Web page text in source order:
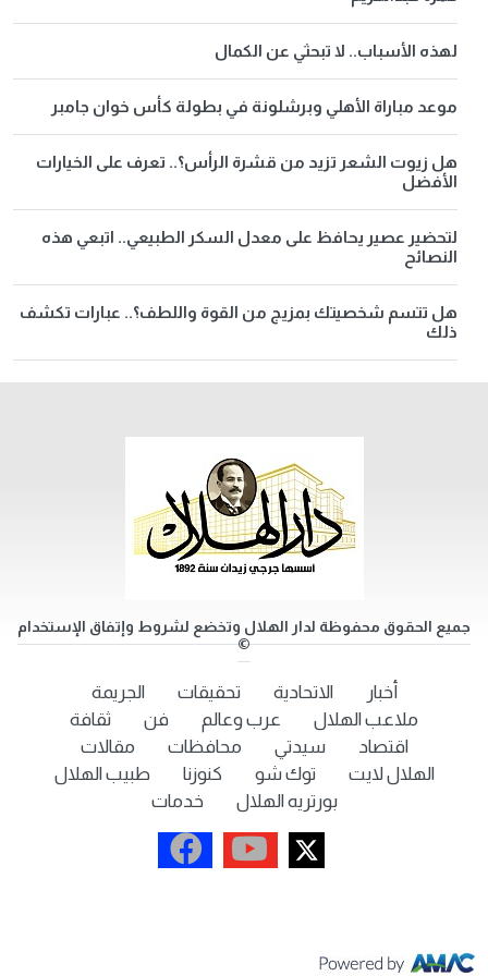
لهذه الأسباب.. لا تبحثي عن الكمال
موعد مباراة الأهلي وبرشلونة في بطولة كأس خوان جامبر
هل زيوت الشعر تزيد من قشرة الرأس؟.. تعرف على الخيارات
الأفضل
لتحضير عصير يحافظ على معدل السكر الطبيعي.. اتبعي هذه
النصائح
هل تتسم شخصيتك بمزيج من القوة واللطف؟.. عبارات تكشف
ذلك
جميع الحقوق محفوظة لدار الهلال وتخضع لشروط وإتفاق الإستخدام
©
أخبار الاتحادية تحقيقات
الجريمة
ملاعب الهلال
عرب وعالم فن
ثقافة
اقتصاد
سيدتي محافظات
مقالات
الهلال لايت
توك شو كنوزنا
طبيب الهلال
بورتريه الهلال
خدمات